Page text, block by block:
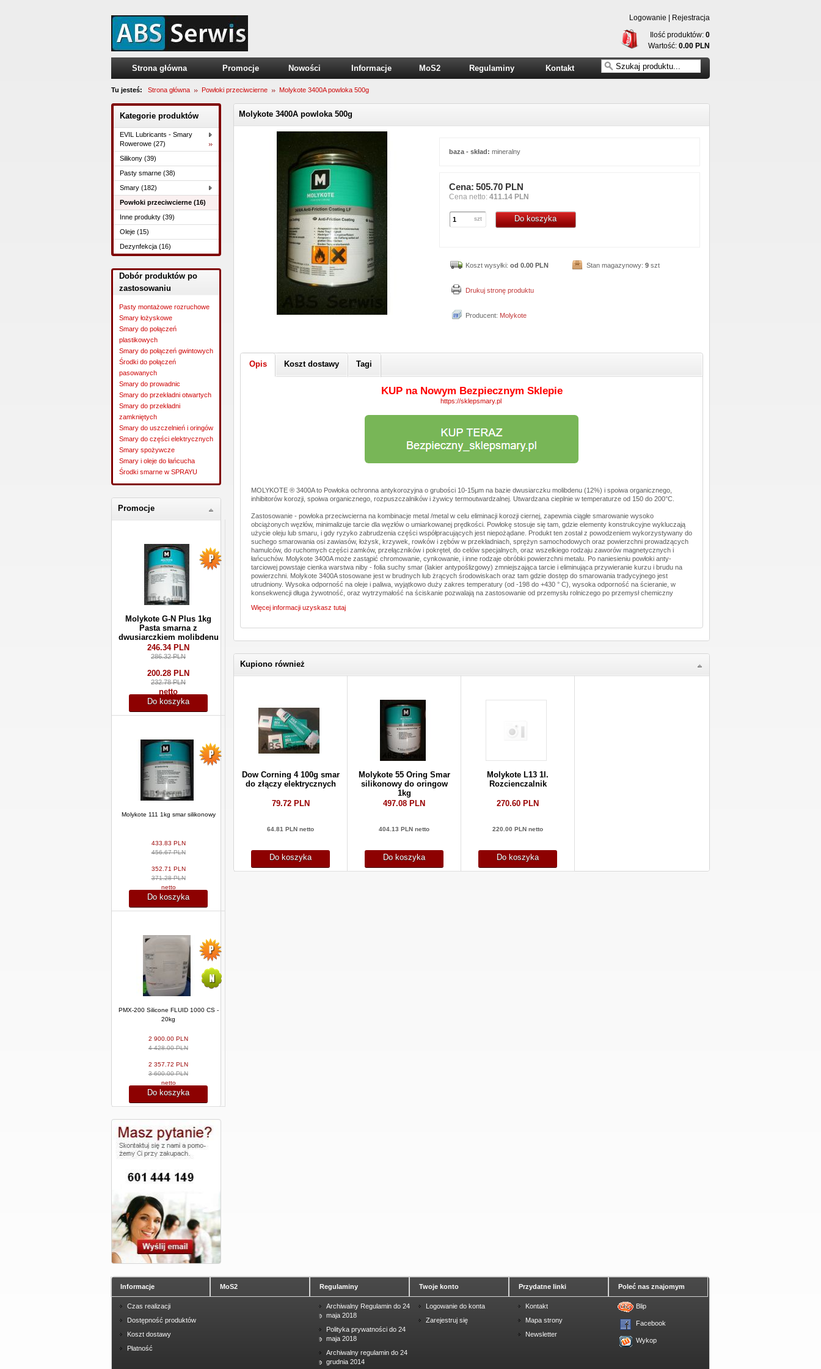
Logowanie
Rejestracja
Ilość produktów: 0
Wartość: 0.00 PLN
Strona główna Promocje Nowości Informacje MoS2 Regulaminy Kontakt
Tu jesteś: Strona główna Powłoki przeciwcierne Molykote 3400A powloka 500g
Kategorie produktów
EVIL Lubricants - Smary
Rowerowe (27)
Silikony (39)
Pasty smarne (38)
Smary (182)
Powłoki przeciwcierne (16)
Inne produkty (39)
Oleje (15)
Dezynfekcja (16)
Dobór produktów po
zastosowaniu
Pasty montażowe rozruchowe
Smary łożyskowe
Smary do połączeń
plastikowych
Smary do połączeń gwintowych
Środki do połączeń
pasowanych
Smary do prowadnic
Smary do przekładni otwartych
Smary do przekładni
zamkniętych
Smary do uszczelnień i oringów
Smary do części elektrycznych
Smary spożywcze
Smary i oleje do łańcucha
Środki smarne w SPRAYU
Promocje
Molykote G-N Plus 1kg
Pasta smarna z
dwusiarczkiem molibdenu
246.34 PLN
286.32 PLN
200.28 PLN
232.78 PLN
netto
Do koszyka
Molykote 111 1kg smar silikonowy
433.83 PLN
456.67 PLN
352.71 PLN
371.28 PLN
netto
Do koszyka
PMX-200 Silicone FLUID 1000 CS -
20kg
2 900.00 PLN
4 428.00 PLN
2 357.72 PLN
3 600.00 PLN
netto
Do koszyka
Molykote 3400A powloka 500g
baza - skład: mineralny
Cena: 505.70 PLN
Cena netto: 411.14 PLN
szt Do koszyka
Koszt wysyłki: od 0.00 PLN Stan magazynowy:9 szt
Drukuj stronę produktu
Producent: Molykote
Opis Koszt dostawy Tagi
KUP na Nowym Bezpiecznym Sklepie
https://sklepsmary.pl
MOLYKOTE ® 3400A to Powłoka ochronna antykorozyjna o grubości 10-15μm na bazie dwusiarczku molibdenu (12%) i spoiwa organicznego,
inhibitorów korozji, spoiwa organicznego, rozpuszczalników i żywicy termoutwardzalnej. Utwardzana cieplnie w temperaturze od 150 do 200°C.
Zastosowanie - powłoka przeciwcierna na kombinacje metal /metal w celu eliminacji korozji ciernej, zapewnia ciągłe smarowanie wysoko
obciążonych węzłów, minimalizuje tarcie dla węzłów o umiarkowanej prędkości. Powłokę stosuje się tam, gdzie elementy konstrukcyjne wykluczają
użycie oleju lub smaru, i gdy ryzyko zabrudzenia części współpracujących jest niepożądane. Produkt ten został z powodzeniem wykorzystywany do
suchego smarowania osi zawiasów, łożysk, krzywek, rowków i zębów w przekładniach, sprężyn samochodowych oraz powierzchni prowadzących
hamulców, do ruchomych części zamków, przełączników i pokręteł, do celów specjalnych, oraz wszelkiego rodzaju zaworów magnetycznych i
łańcuchów. Molykote 3400A może zastąpić chromowanie, cynkowanie, i inne rodzaje obróbki powierzchni metalu. Po naniesieniu powłoki anty-
tarciowej powstaje cienka warstwa niby - folia suchy smar (lakier antypoślizgowy) zmniejszająca tarcie i eliminująca przywieranie kurzu i brudu na
powierzchni. Molykote 3400A stosowane jest w brudnych lub żrących środowiskach oraz tam gdzie dostęp do smarowania tradycyjnego jest
utrudniony. Wysoka odporność na oleje i paliwa, wyjątkowo duży zakres temperatury (od -198 do +430 ° C), wysoka odporność na ścieranie, w
konsekwencji długa żywotność, oraz wytrzymałość na ściskanie pozwalają na zastosowanie od przemysłu rolniczego po przemysł chemiczny
Więcej informacji uzyskasz tutaj
Kupiono również
Dow Corning 4 100g smar
do złączy elektrycznych
79.72 PLN
64.81 PLN netto
Do koszyka
Molykote 55 Oring Smar
silikonowy do oringow
1kg
497.08 PLN
404.13 PLN netto
Do koszyka
Molykote L13 1l.
Rozcienczalnik
270.60 PLN
220.00 PLN netto
Do koszyka
Informacje
Czas realizacji
Dostępność produktów
Koszt dostawy
Płatność
MoS2 Regulaminy
Archiwalny Regulamin do 24
maja 2018
Polityka prywatności do 24
maja 2018
Archiwalny regulamin do 24
grudnia 2014
Twoje konto
Logowanie do konta
Zarejestruj się
Przydatne linki
Kontakt
Mapa strony
Newsletter
Poleć nas znajomym
Blip
Facebook
Wykop